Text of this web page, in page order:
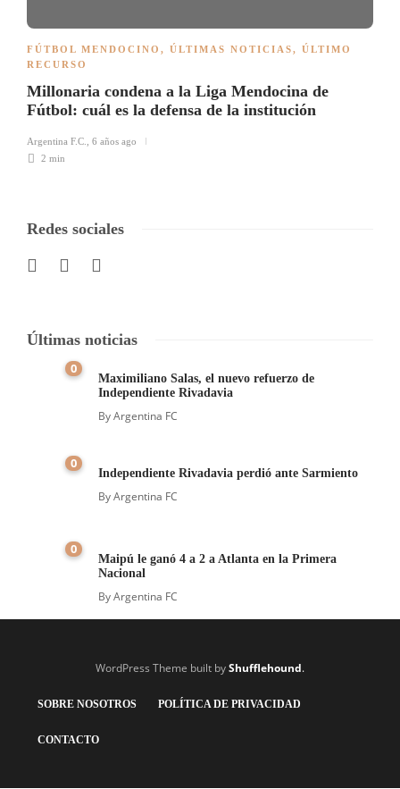
FÚTBOL MENDOCINO , ÚLTIMAS NOTICIAS, ÚLTIMO
RECURSO
Millonaria condena a la Liga Mendocina de
Fútbol: cuál es la defensa de la institución
Argentina F.C.
6 años ago
2 min
Redes sociales
Últimas noticias
0
Maximiliano Salas, el nuevo refuerzo de
Independiente Rivadavia
ByArgentina FC
0
Independiente Rivadavia perdió ante Sarmiento
ByArgentina FC
0
Maipú le ganó 4 a 2 a Atlanta en la Primera
Nacional
ByArgentina FC
WordPress Theme built byShufflehound.
SOBRE NOSOTROS POLÍTICA DE PRIVACIDAD
CONTACTO